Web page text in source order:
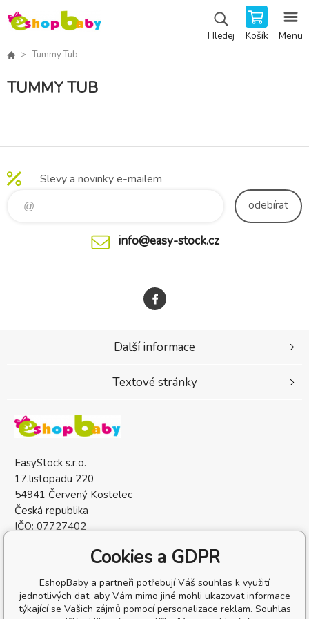
Hledej Košík Menu
Tummy Tub
TUMMY TUB
Slevy a novinky e-mailem
odebírat
info@easy-stock.cz
EasyStock s.r.o.
17.listopadu 220
54941 Červený Kostelec
Česká republika
IČO: 07727402
Další informace
Textové stránky
Cookies a GDPR
EshopBaby a partneři potřebují Váš souhlas k využití
jednotlivých dat, aby Vám mimo jiné mohli ukazovat informace
týkající se Vašich zájmů pomocí personalizace reklam. Souhlas